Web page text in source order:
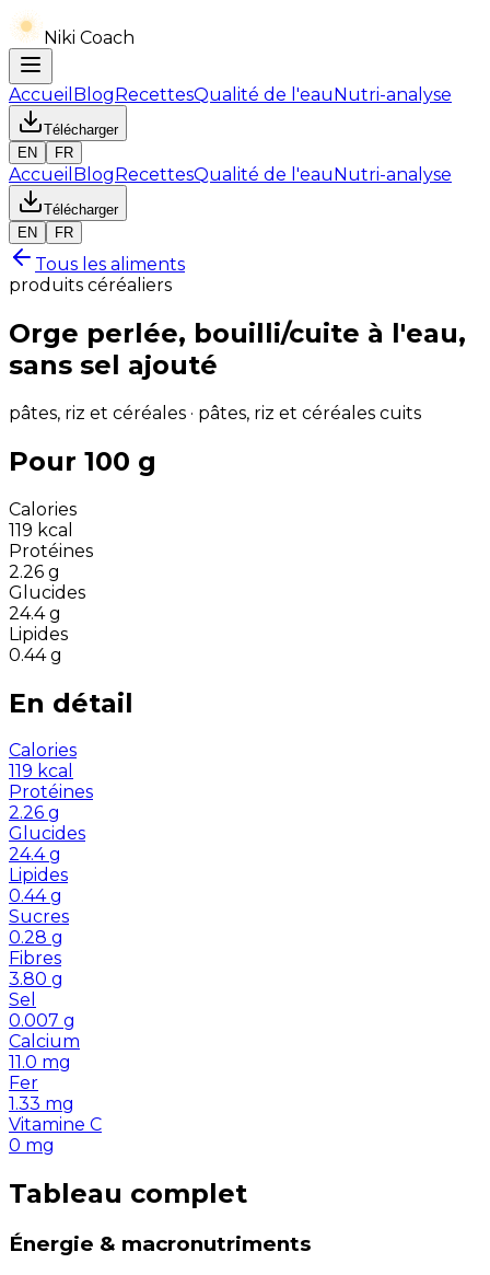
Niki Coach
Accueil BlogRecettesQualité de l'eauNutri-analyse
Télécharger
EN
FR
Accueil BlogRecettesQualité de l'eauNutri-analyse
Télécharger
EN
FR
Tous les aliments
produits céréaliers
Orge perlée, bouilli/cuite à l'eau,
sans sel ajouté
pâtes, riz et céréales · pâtes, riz et céréales cuits
Pour 100 g
Calories
119 kcal
Protéines
2.26 g
Glucides
24.4 g
Lipides
0.44 g
En détail
Calories
119 kcal
Protéines
2.26 g
Glucides
24.4 g
Lipides
0.44 g
Sucres
0.28 g
Fibres
3.80 g
Sel
0.007 g
Calcium
11.0 mg
Fer
1.33 mg
Vitamine C
0 mg
Tableau complet
Énergie & macronutriments